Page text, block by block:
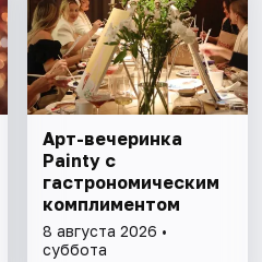
Арт-вечеринка
Painty с
гастрономическим
комплиментом
8 августа 2026 •
суббота